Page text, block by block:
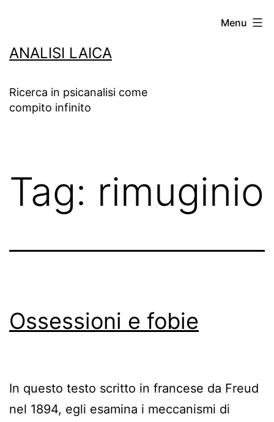
contenuto
ANALISI LAICA
Ricerca in psicanalisi come
compito infinito
Menu
Tag: rimuginio
Ossessioni e fobie
In questo testo scritto in francese da Freud
nel 1894, egli esamina i meccanismi di